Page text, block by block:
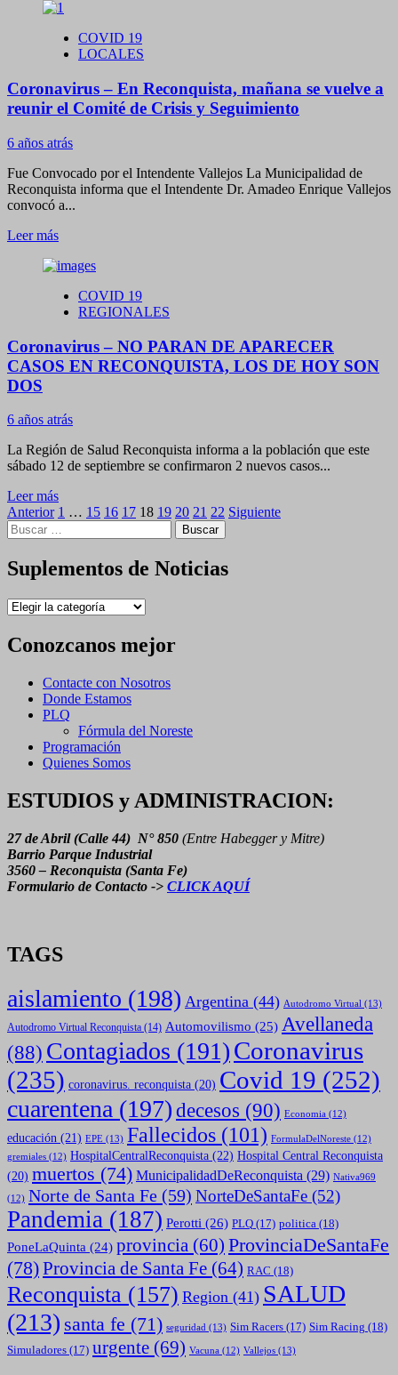
sobre
–
SON
LOS
NUEVOS
CASOS
EN
LA
PROVINCIA
HOY
COVID 19
LOCALES
Coronavirus – En Reconquista, mañana se vuelve a
reunir el Comité de Crisis y Seguimiento
6 años atrás
Fue Convocado por el Intendente Vallejos La Municipalidad de
Reconquista informa que el Intendente Dr. Amadeo Enrique Vallejos
convocó a...
Leer másLeer
sobre
–
En
mañana
se
vuelve
reunir
el
Comité
de
Crisis
Seguimiento
COVID 19
REGIONALES
Coronavirus – NO PARAN DE APARECER
CASOS EN RECONQUISTA, LOS DE HOY SON
DOS
6 años atrás
La Región de Salud Reconquista informa a la población que este
sábado 12 de septiembre se confirmaron 2 nuevos casos...
Leer másLeer
más
Coronavirus
NO
DE
CASOS
EN
LOS
DE
HOY
SON
DOS
Paginación
de
entradas
Anterior 1 … 15 16 17 18 19 20 21 22 Siguiente
Buscar:
Suplementos de Noticias
Suplementos
Noticias
Conozcanos mejor
Contacte con Nosotros
Donde Estamos
PLQ
Fórmula del Noreste
Programación
Quienes Somos
ESTUDIOS y ADMINISTRACION:
27 de Abril (Calle 44) N° 850 (Entre Habegger y Mitre)
Barrio Parque Industrial
3560 – Reconquista (Santa Fe)
Formulario de Contacto -> CLICK AQUÍ
TAGS
aislamiento (198) Argentina (44) Autodromo Virtual (13)
Autodromo Virtual Reconquista (14) Automovilismo (25) Avellaneda
(88) Contagiados (191)Coronavirus
(235) coronavirus. reconquista (20) Covid 19 (252)
cuarentena (197) decesos (90) Economia (12)
educación (21) EPE (13) Fallecidos (101) FormulaDelNoreste (12)
gremiales (12) HospitalCentralReconquista (22) Hospital Central Reconquista
(20) muertos (74) MunicipalidadDeReconquista (29) Nativa969
(12) Norte de Santa Fe (59) NorteDeSantaFe (52)
Pandemia (187) Perotti (26) PLQ (17) politica (18)
PoneLaQuinta (24) provincia (60) ProvinciaDeSantaFe
(78)Provincia de Santa Fe (64) RAC (18)
Reconquista (157) Region (41) SALUD
(213) santa fe (71) seguridad (13) Sim Racers (17) Sim Racing (18)
Simuladores (17) urgente (69) Vacuna (12) Vallejos (13)